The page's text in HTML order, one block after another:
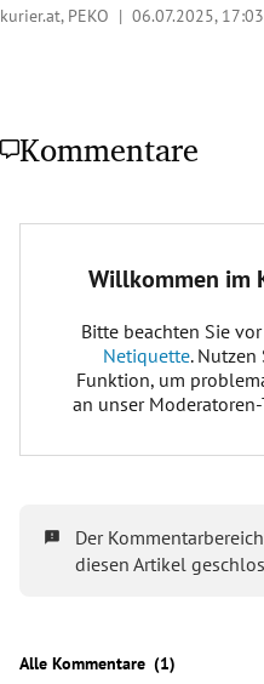
kurier.at, PEKO | 06.07.2025, 17:03
Kommentare